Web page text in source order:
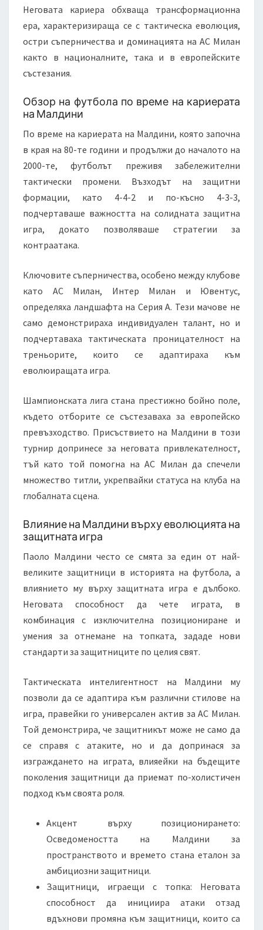
Неговата кариера обхваща трансформационна
ера, характеризираща се с тактическа еволюция,
остри съперничества и доминацията на АС Милан
както в националните, така и в европейските
състезания.
Обзор на футбола по време на кариерата
на Малдини
По време на кариерата на Малдини, която започна
в края на 80-те години и продължи до началото на
2000-те, футболът преживя забележителни
тактически промени. Възходът на защитни
формации, като 4-4-2 и по-късно 4-3-3,
подчертаваше важността на солидната защитна
игра, докато позволяваше стратегии за
контраатака.
Ключовите съперничества, особено между клубове
като АС Милан, Интер Милан и Ювентус,
определяха ландшафта на Серия А. Тези мачове не
само демонстрираха индивидуален талант, но и
подчертаваха тактическата проницателност на
треньорите, които се адаптираха към
еволюиращата игра.
Шампионската лига стана престижно бойно поле,
където отборите се състезаваха за европейско
превъзходство. Присъствието на Малдини в този
турнир допринесе за неговата привлекателност,
тъй като той помогна на АС Милан да спечели
множество титли, укрепвайки статуса на клуба на
глобалната сцена.
Влияние на Малдини върху еволюцията на
защитната игра
Паоло Малдини често се смята за един от най-
великите защитници в историята на футбола, а
влиянието му върху защитната игра е дълбоко.
Неговата способност да чете играта, в
комбинация с изключителна позициониране и
умения за отнемане на топката, зададе нови
стандарти за защитниците по целия свят.
Тактическата интелигентност на Малдини му
позволи да се адаптира към различни стилове на
игра, правейки го универсален актив за АС Милан.
Той демонстрира, че защитникът може не само да
се справя с атаките, но и да допринася за
изграждането на играта, влияейки на бъдещите
поколения защитници да приемат по-холистичен
подход към своята роля.
Акцент върху позиционирането:
Осведомеността на Малдини за
пространството и времето стана еталон за
амбициозни защитници.
Защитници, играещи с топка: Неговата
способност да инициира атаки отзад
вдъхнови промяна към защитници, които са